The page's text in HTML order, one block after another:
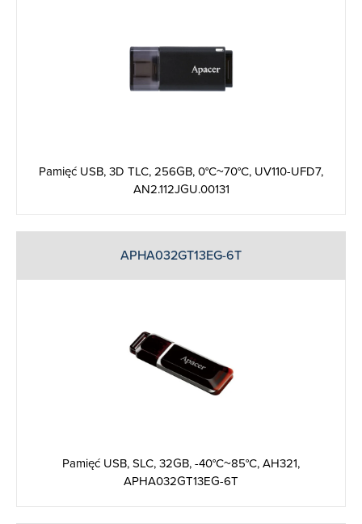
Pamięć USB, 3D TLC, 256GB, 0°C~70°C, UV110-UFD7,
AN2.112JGU.00131
APHA032GT13EG-6T
Pamięć USB, SLC, 32GB, -40°C~85°C, AH321,
APHA032GT13EG-6T